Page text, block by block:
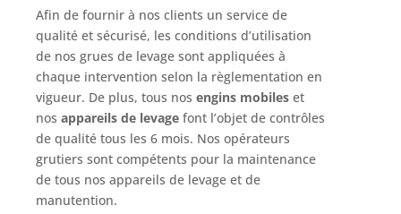
Afin de fournir à nos clients un service de
qualité et sécurisé, les conditions d’utilisation
de nos grues de levage sont appliquées à
chaque intervention selon la règlementation en
vigueur. De plus, tous nos engins mobiles et
nos appareils de levage font l’objet de contrôles
de qualité tous les 6 mois. Nos opérateurs
grutiers sont compétents pour la maintenance
de tous nos appareils de levage et de
manutention.